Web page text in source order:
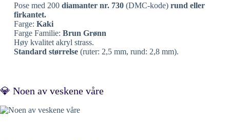
Pose med 200 diamanter nr. 730(DMC-kode) rund eller
firkantet.
Farge: Kaki
Farge Familie: Brun Grønn
Høy kvalitet akryl strass.
Standard størrelse(ruter: 2,5 mm, rund: 2,8 mm).
💎 Noen av veskene våre